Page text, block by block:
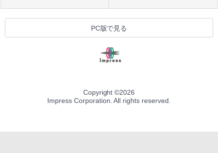
PC版で見る
Copyright ©2026
Impress Corporation. All rights reserved.